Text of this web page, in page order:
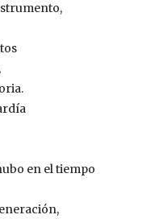
en el tiempo